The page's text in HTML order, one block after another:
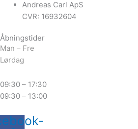
Andreas Carl ApS
CVR: 16932604
Åbningstider
Man – Fre
Lørdag
09:30 – 17:30
09:30 – 13:00